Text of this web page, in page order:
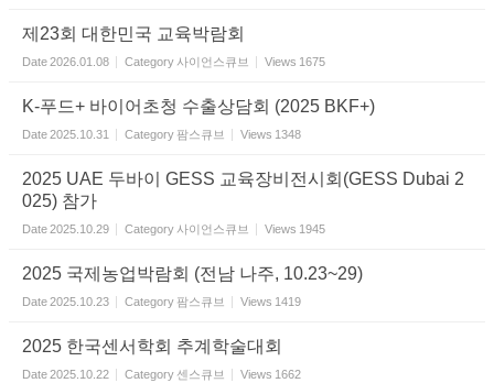
제23회 대한민국 교육박람회
Date2026.01.08 Category 사이언스큐브 Views 1675
K-푸드+ 바이어초청 수출상담회 (2025 BKF+)
Date2025.10.31 Category 팜스큐브 Views 1348
2025 UAE 두바이 GESS 교육장비전시회(GESS Dubai 2
025) 참가
Date2025.10.29 Category 사이언스큐브 Views 1945
2025 국제농업박람회 (전남 나주, 10.23~29)
Date2025.10.23 Category 팜스큐브 Views 1419
2025 한국센서학회 추계학술대회
Date2025.10.22 Category 센스큐브 Views 1662